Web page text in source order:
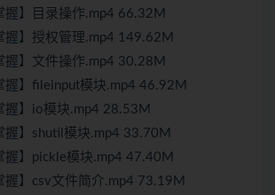
握】目录操作.mp4 66.32M
握】授权管理.mp4 149.62M
握】文件操作.mp4 30.28M
握】fileinput模块.mp4 46.92M
握】io模块.mp4 28.53M
握】shutil模块.mp4 33.70M
握】pickle模块.mp4 47.40M
握】csv文件简介.mp4 73.19M